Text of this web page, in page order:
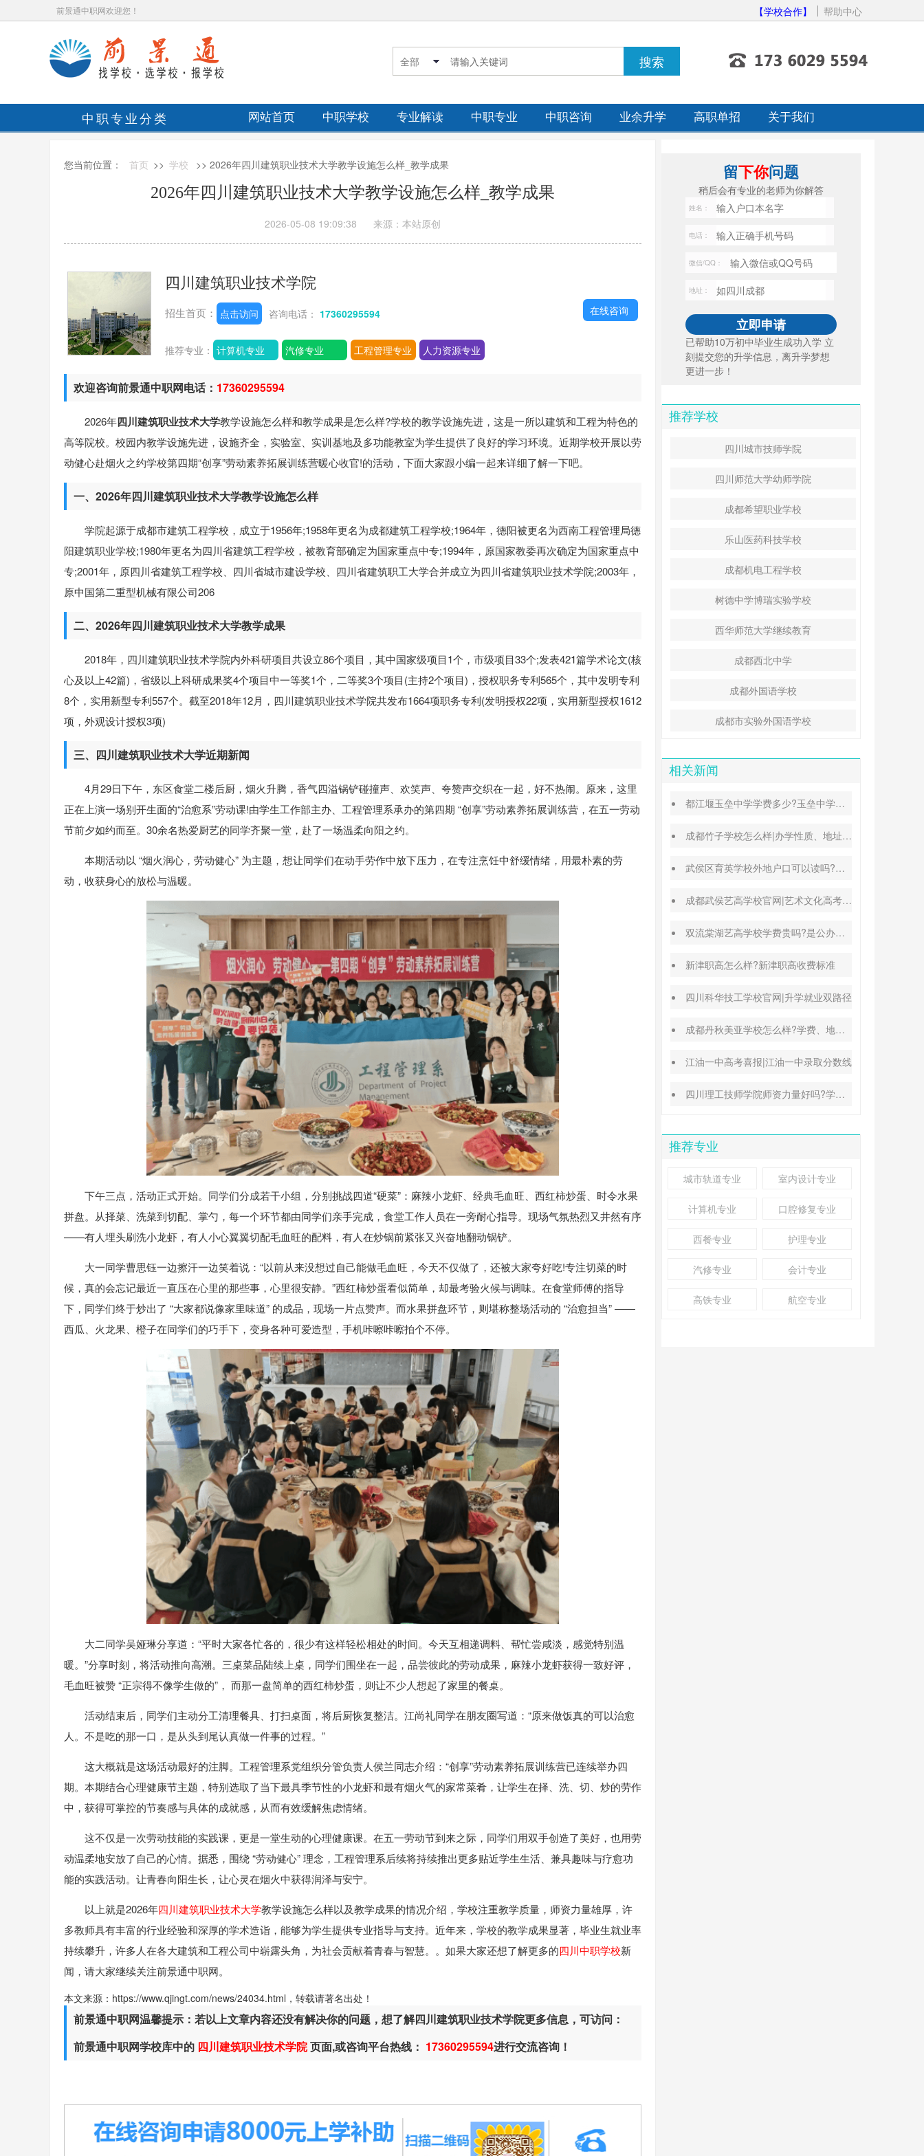
前景通中职网欢迎您！ 【学校合作】 帮助中心
中职专业分类 网站首页 中职学校 专业解读 中职专业 中职咨询 业余升学 高职单招 关于我们
您当前位置： 首页 >> 学校 >> 2026年四川建筑职业技术大学教学设施怎么样_教学成果
2026年四川建筑职业技术大学教学设施怎么样_教学成果
2026-05-08 19:09:38 来源：本站原创
四川建筑职业技术学院
招生首页： 点击访问 咨询电话： 17360295594
推荐专业： 计算机专业 汽修专业 工程管理专业 人力资源专业
在线咨询
欢迎咨询前景通中职网电话： 17360295594
2026年四川建筑职业技术大学教学设施怎么样和教学成果是怎么样?学校的教学设施先进，这是一所以建筑和工程为特色的
高等院校。校园内教学设施先进，设施齐全，实验室、实训基地及多功能教室为学生提供了良好的学习环境。近期学校开展以劳
动健心赴烟火之约学校第四期“创享”劳动素养拓展训练营暖心收官!的活动，下面大家跟小编一起来详细了解一下吧。
一、2026年四川建筑职业技术大学教学设施怎么样
学院起源于成都市建筑工程学校，成立于1956年;1958年更名为成都建筑工程学校;1964年，德阳被更名为西南工程管理局德
阳建筑职业学校;1980年更名为四川省建筑工程学校，被教育部确定为国家重点中专;1994年，原国家教委再次确定为国家重点中
专;2001年，原四川省建筑工程学校、四川省城市建设学校、四川省建筑职工大学合并成立为四川省建筑职业技术学院;2003年，
原中国第二重型机械有限公司206
二、2026年四川建筑职业技术大学教学成果
2018年，四川建筑职业技术学院内外科研项目共设立86个项目，其中国家级项目1个，市级项目33个;发表421篇学术论文(核
心及以上42篇)，省级以上科研成果奖4个项目中一等奖1个，二等奖3个项目(主持2个项目)，授权职务专利565个，其中发明专利
8个，实用新型专利557个。截至2018年12月，四川建筑职业技术学院共发布1664项职务专利(发明授权22项，实用新型授权1612
项，外观设计授权3项)
三、四川建筑职业技术大学近期新闻
4月29日下午，东区食堂二楼后厨，烟火升腾，香气四溢锅铲碰撞声、欢笑声、夸赞声交织在一起，好不热闹。原来，这里
正在上演一场别开生面的“治愈系”劳动课!由学生工作部主办、工程管理系承办的第四期 “创享”劳动素养拓展训练营，在五一劳动
节前夕如约而至。30余名热爱厨艺的同学齐聚一堂，赴了一场温柔向阳之约。
本期活动以 “烟火润心，劳动健心” 为主题，想让同学们在动手劳作中放下压力，在专注烹饪中舒缓情绪，用最朴素的劳
动，收获身心的放松与温暖。
下午三点，活动正式开始。同学们分成若干小组，分别挑战四道“硬菜”：麻辣小龙虾、经典毛血旺、西红柿炒蛋、时令水果
拼盘。从择菜、洗菜到切配、掌勺，每一个环节都由同学们亲手完成，食堂工作人员在一旁耐心指导。现场气氛热烈又井然有序
——有人埋头刷洗小龙虾，有人小心翼翼切配毛血旺的配料，有人在炒锅前紧张又兴奋地翻动锅铲。
大一同学曹思钰一边擦汗一边笑着说：“以前从来没想过自己能做毛血旺，今天不仅做了，还被大家夸好吃!专注切菜的时
候，真的会忘记最近一直压在心里的那些事，心里很安静。”西红柿炒蛋看似简单，却最考验火候与调味。在食堂师傅的指导
下，同学们终于炒出了 “大家都说像家里味道” 的成品，现场一片点赞声。而水果拼盘环节，则堪称整场活动的 “治愈担当” ——
西瓜、火龙果、橙子在同学们的巧手下，变身各种可爱造型，手机咔嚓咔嚓拍个不停。
大二同学吴娅琳分享道：“平时大家各忙各的，很少有这样轻松相处的时间。今天互相递调料、帮忙尝咸淡，感觉特别温
暖。”分享时刻，将活动推向高潮。三桌菜品陆续上桌，同学们围坐在一起，品尝彼此的劳动成果，麻辣小龙虾获得一致好评，
毛血旺被赞 “正宗得不像学生做的”， 而那一盘简单的西红柿炒蛋，则让不少人想起了家里的餐桌。
活动结束后，同学们主动分工清理餐具、打扫桌面，将后厨恢复整洁。江尚礼同学在朋友圈写道：“原来做饭真的可以治愈
人。不是吃的那一口，是从头到尾认真做一件事的过程。”
这大概就是这场活动最好的注脚。工程管理系党组织分管负责人侯兰同志介绍：“创享”劳动素养拓展训练营已连续举办四
期。本期结合心理健康节主题，特别选取了当下最具季节性的小龙虾和最有烟火气的家常菜肴，让学生在择、洗、切、炒的劳作
中，获得可掌控的节奏感与具体的成就感，从而有效缓解焦虑情绪。
这不仅是一次劳动技能的实践课，更是一堂生动的心理健康课。在五一劳动节到来之际，同学们用双手创造了美好，也用劳
动温柔地安放了自己的心情。据悉，围绕 “劳动健心” 理念，工程管理系后续将持续推出更多贴近学生生活、兼具趣味与疗愈功
能的实践活动。让青春向阳生长，让心灵在烟火中获得润泽与安宁。
以上就是2026年四川建筑职业技术大学教学设施怎么样以及教学成果的情况介绍，学校注重教学质量，师资力量雄厚，许
多教师具有丰富的行业经验和深厚的学术造诣，能够为学生提供专业指导与支持。近年来，学校的教学成果显著，毕业生就业率
持续攀升，许多人在各大建筑和工程公司中崭露头角，为社会贡献着青春与智慧。。如果大家还想了解更多的四川中职学校新
闻，请大家继续关注前景通中职网。
本文来源：https://www.qjingt.com/news/24034.html，转载请著名出处！
前景通中职网温馨提示：若以上文章内容还没有解决你的问题，想了解四川建筑职业技术学院更多信息，可访问：
前景通中职网学校库中的 四川建筑职业技术学院页面,或咨询平台热线： 17360295594进行交流咨询！
留下你问题
稍后会有专业的老师为你解答
姓名：
电话：
微信/QQ：
地址：
已帮助10万初中毕业生成功入学 立
刻提交您的升学信息，离升学梦想
更进一步！
推荐学校
四川城市技师学院
四川师范大学幼师学院
成都希望职业学校
乐山医药科技学校
成都机电工程学校
树德中学博瑞实验学校
西华师范大学继续教育
成都西北中学
成都外国语学校
成都市实验外国语学校
相关新闻
都江堰玉垒中学学费多少?玉垒中学录取分数线
成都竹子学校怎么样|办学性质、地址、学费汇总
武侯区育英学校外地户口可以读吗?转学插班条件
成都武侯艺高学校官网|艺术文化高考班能高考吗
双流棠湖艺高学校学费贵吗?是公办还是民办
新津职高怎么样?新津职高收费标准
四川科华技工学校官网|升学就业双路径
成都丹秋美亚学校怎么样?学费、地址、办学特色汇总
江油一中高考喜报|江油一中录取分数线
四川理工技师学院师资力量好吗?学校地址在哪里
推荐专业
城市轨道专业 室内设计专业
计算机专业 口腔修复专业
西餐专业 护理专业
汽修专业 会计专业
高铁专业 航空专业